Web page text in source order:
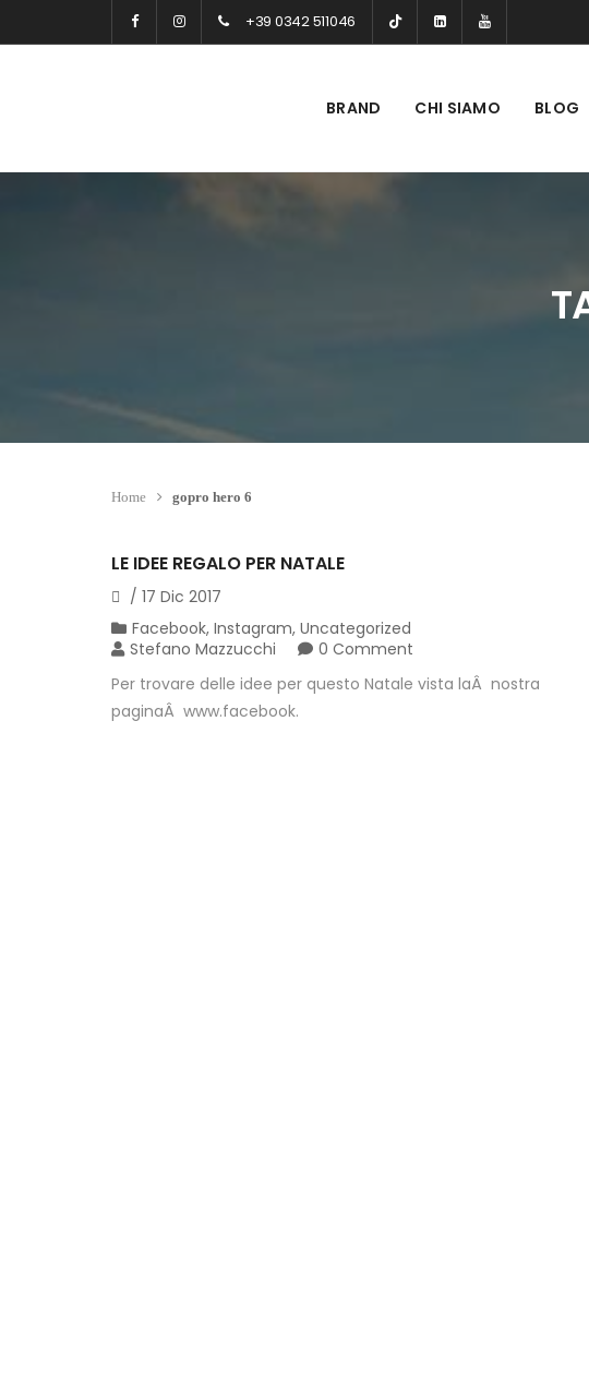
+39 0342 511046
BRAND CHI SIAMO BLOG
Home gopro hero 6
LE IDEE REGALO PER NATALE
/ 17 Dic 2017
Facebook, Instagram, Uncategorized
Stefano Mazzucchi
0 Comment
Per trovare delle idee per questo Natale vista laÂ nostra
paginaÂ www.facebook.